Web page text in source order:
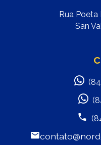
Rua Poeta
San